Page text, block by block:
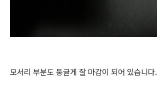
모서리 부분도 둥글게 잘 마감이 되어 있습니다.